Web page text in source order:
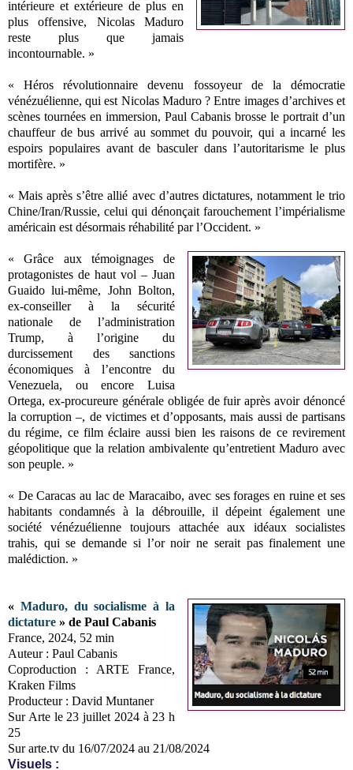
intérieure et extérieure de plus en
plus offensive, Nicolas Maduro
reste plus que jamais
incontournable. »
« Héros révolutionnaire devenu fossoyeur de la démocratie
vénézuélienne, qui est Nicolas Maduro ? Entre images d’archives et
scènes tournées en immersion, Paul Cabanis brosse le portrait d’un
chauffeur de bus arrivé au sommet du pouvoir, qui a incarné les
espoirs populaires avant de basculer dans l’autoritarisme le plus
mortifère. »
« Mais après s’être allié avec d’autres dictatures, notamment le trio
Chine/Iran/Russie, celui qui dénonçait farouchement l’impérialisme
américain est désormais réhabilité par l’Occident. »
« Grâce aux témoignages de
protagonistes de haut vol – Juan
Guaido lui-même, John Bolton,
ex-conseiller à la sécurité
nationale de l’administration
Trump, à l’origine du
durcissement des sanctions
économiques à l’encontre du
Venezuela, ou encore Luisa
Ortega, ex-procureure générale obligée de fuir après avoir dénoncé
la corruption –, de victimes et d’opposants, mais aussi de partisans
du régime, ce film éclaire aussi bien les raisons de ce revirement
géopolitique que la relation ambivalente qu’entretient Maduro avec
son peuple. »
« De Caracas au lac de Maracaibo, avec ses forages en ruine et ses
habitants condamnés à la débrouille, il dépeint également une
société vénézuélienne toujours attachée aux idéaux socialistes
trahis, qui se demande si l’or noir ne serait pas finalement une
malédiction. »
« Maduro, du socialisme à la
dictature » de Paul Cabanis
France, 2024, 52 min
Auteur : Paul Cabanis
Coproduction : ARTE France,
Kraken Films
Producteur : David Muntaner
Sur Arte le 23 juillet 2024 à 23 h
25
Sur arte.tv du 16/07/2024 au 21/08/2024
Visuels :